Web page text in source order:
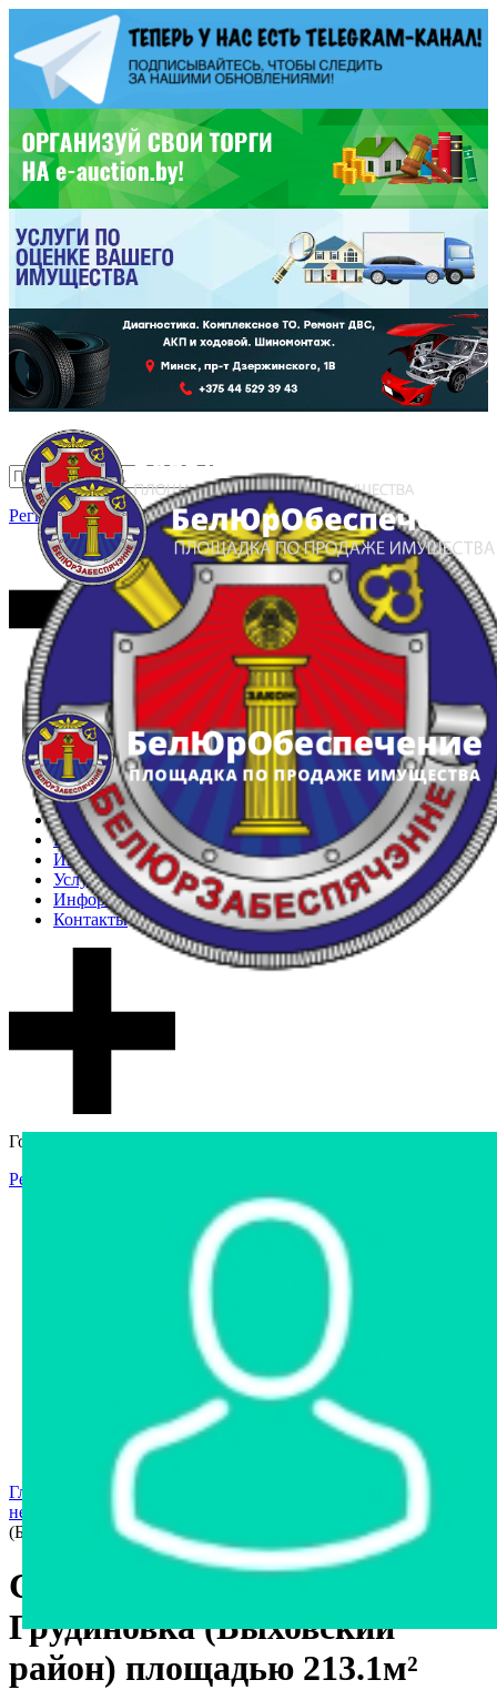
Регистрация Вход
Главная
Арестованное имущество
Реестр несостоявшихся торгов
Реестр переоценок
Частное имущество
Государственное имущество
Интернет-магазин
Интернет-витрина
Услуги
Информация
Контакты
Гостевой доступ
Регистрация
Интернет-магазин
Интернет-витрина
Арестованное имущество
Реестр несостоявшихся торгов
Реестр переоценок
Государственное имущество
Главная страница
недвижимость
Спиртохранилище вблизи аг. Грудиновка
(Быховский район) площадью 213.1м²
Спиртохранилище вблизи аг.
Грудиновка (Быховский
район) площадью 213.1м²